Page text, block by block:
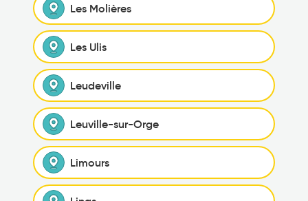
Les Molières
Les Ulis
Leudeville
Leuville-sur-Orge
Limours